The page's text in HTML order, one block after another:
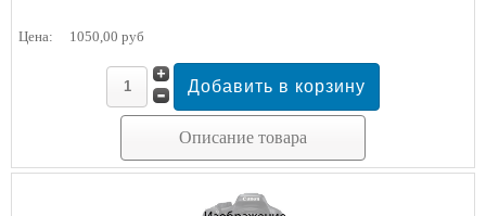
Цена: 1050,00 руб
Описание товара